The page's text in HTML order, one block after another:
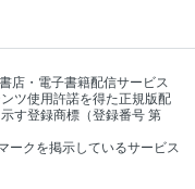
店・電子書籍配信サービス
ツ使用許諾を得た正規版配
す登録商標（登録番号 第
ークを掲示しているサービス